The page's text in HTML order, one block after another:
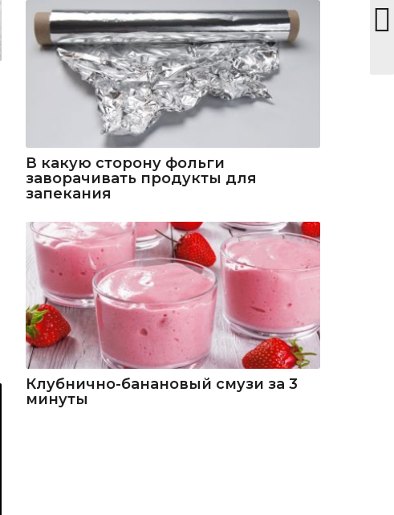
В какую сторону фольги
заворачивать продукты для
запекания
Клубнично-банановый смузи за 3
минуты